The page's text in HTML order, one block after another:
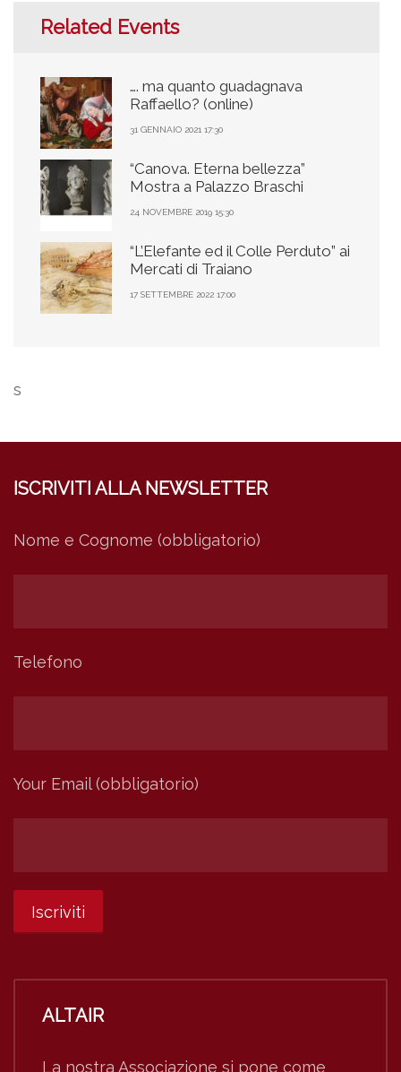
Related Events
…. ma quanto guadagnava
Raffaello? (online)
31 GENNAIO 2021 17:30
“Canova. Eterna bellezza”
Mostra a Palazzo Braschi
24 NOVEMBRE 2019 15:30
“L’Elefante ed il Colle Perduto” ai
Mercati di Traiano
17 SETTEMBRE 2022 17:00
s
ISCRIVITI ALLA NEWSLETTER
Nome e Cognome (obbligatorio)
Telefono
Your Email (obbligatorio)
ALTAIR
La nostra Associazione si pone come